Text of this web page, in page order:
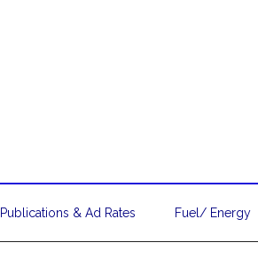
& Ad Rates Fuel/ Energy